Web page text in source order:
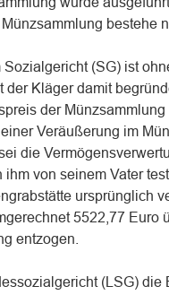
bestehe
(SG) ist
Kläger damit
der
Veräußerung im
die
von seinem Vater
ursprünglich
5522,77 Euro
entzogen.
(LSG) die